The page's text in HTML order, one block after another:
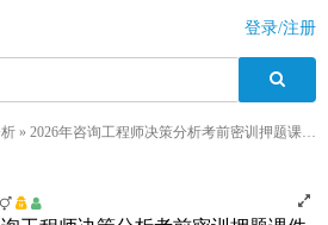
登录/注册
» 2026年咨询工程师决策分析考前密训押题课件网盘资源下载